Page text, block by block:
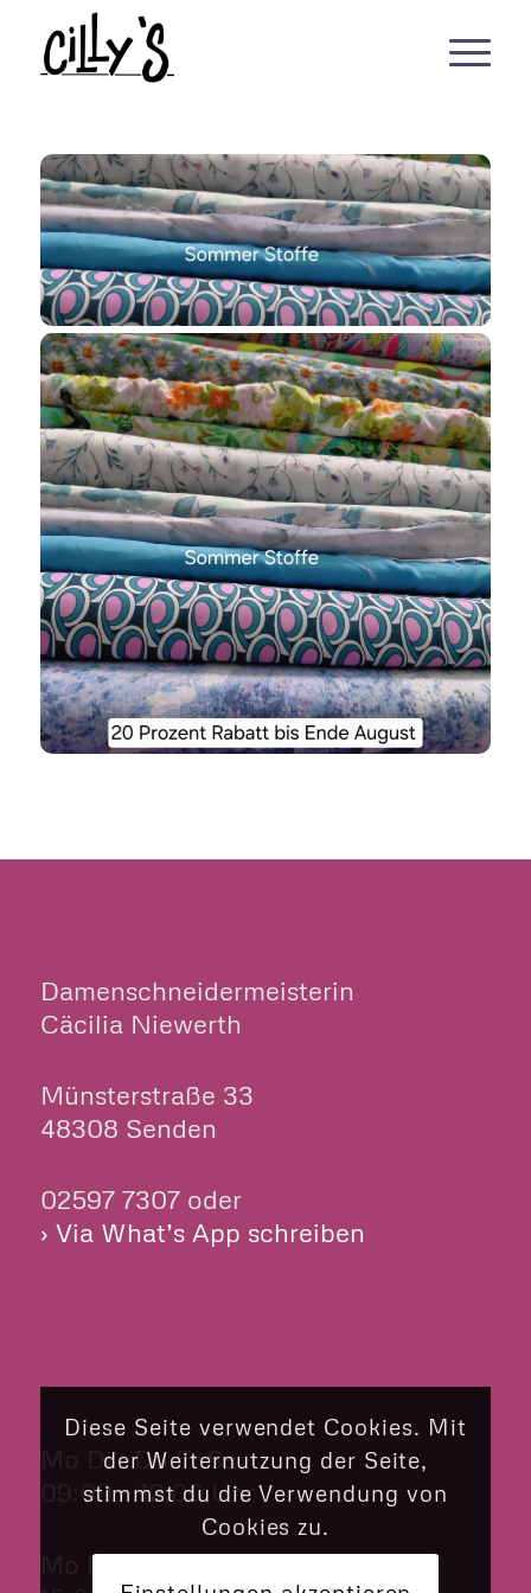
Damenschneidermeisterin
Cäcilia Niewerth
Münsterstraße 33
48308 Senden
02597 7307 oder
› Via What’s App schreiben
ÖFFNUNGSZEITEN
Mo Di Do Fr Sa
09:00 – 12:00 Uhr
Mo Di Do Fr
Diese Seite verwendet Cookies. Mit
der Weiternutzung der Seite,
stimmst du die Verwendung von
Cookies zu.